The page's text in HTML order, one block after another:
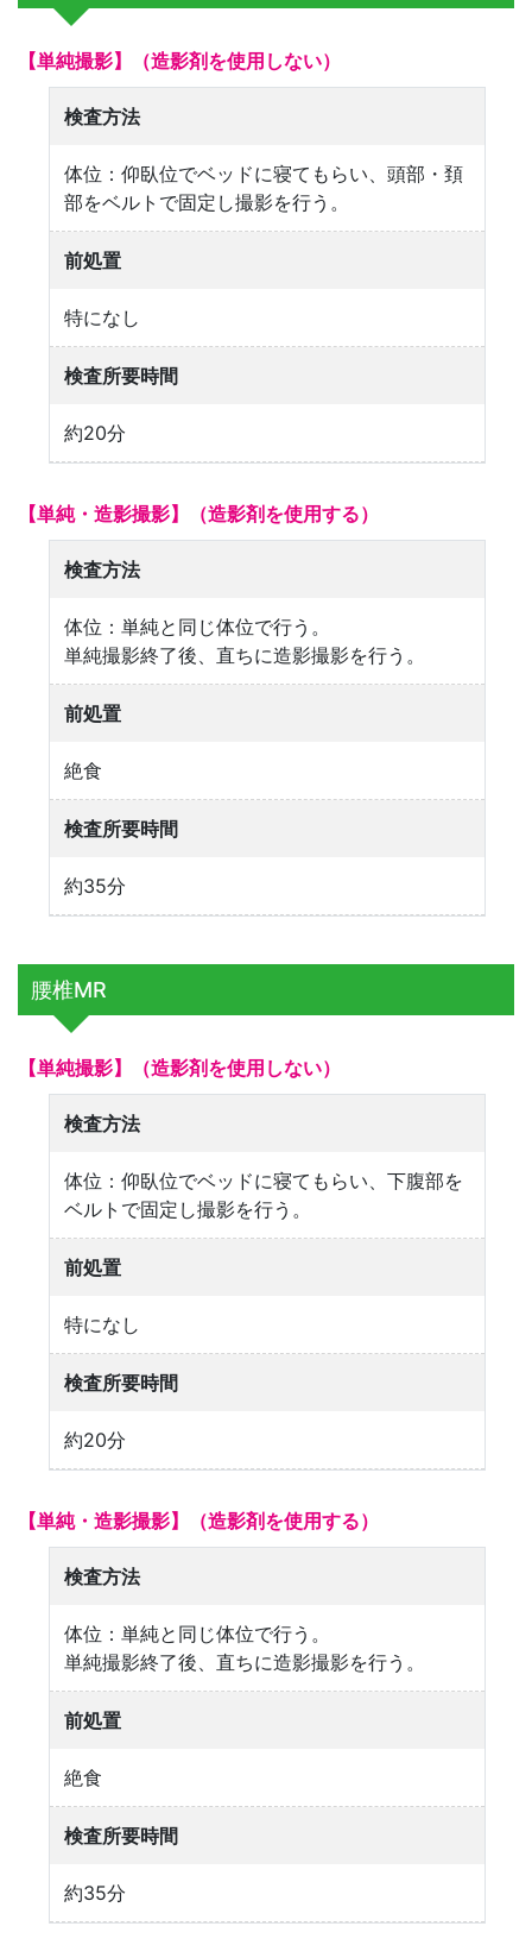
【単純撮影】（造影剤を使用しない）
検査方法
体位：仰臥位でベッドに寝てもらい、頭部・頚
部をベルトで固定し撮影を行う。
前処置
特になし
検査所要時間
約20分
【単純・造影撮影】（造影剤を使用する）
検査方法
体位：単純と同じ体位で行う。
単純撮影終了後、直ちに造影撮影を行う。
前処置
絶食
検査所要時間
約35分
腰椎MR
【単純撮影】（造影剤を使用しない）
検査方法
体位：仰臥位でベッドに寝てもらい、下腹部を
ベルトで固定し撮影を行う。
前処置
特になし
検査所要時間
約20分
【単純・造影撮影】（造影剤を使用する）
検査方法
体位：単純と同じ体位で行う。
単純撮影終了後、直ちに造影撮影を行う。
前処置
絶食
検査所要時間
約35分